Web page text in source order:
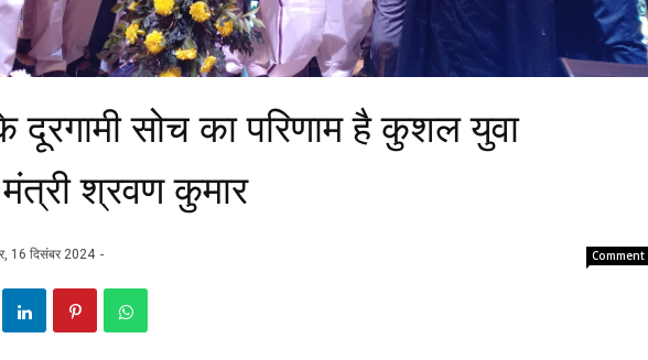
दूरगामी सोच का परिणाम है कुशल युवा
श्रवण कुमार
16 दिसंबर 2024 Comment